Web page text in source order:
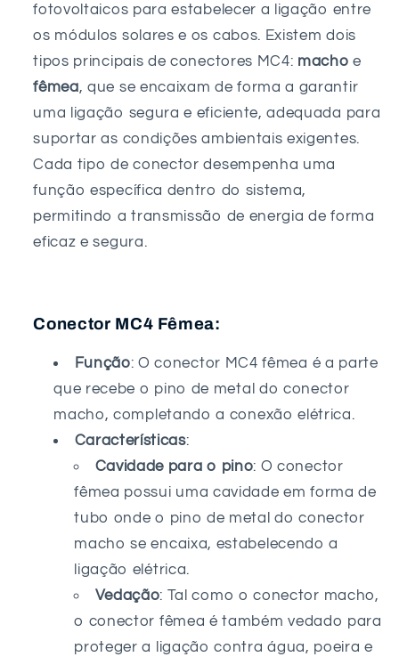
fotovoltaicos para estabelecer a ligação entre
os módulos solares e os cabos. Existem dois
tipos principais de conectores MC4: macho e
fêmea, que se encaixam de forma a garantir
uma ligação segura e eficiente, adequada para
suportar as condições ambientais exigentes.
Cada tipo de conector desempenha uma
função específica dentro do sistema,
permitindo a transmissão de energia de forma
eficaz e segura.
Conector MC4 Fêmea:
Função: O conector MC4 fêmea é a parte
que recebe o pino de metal do conector
macho, completando a conexão elétrica.
Características:
Cavidade para o pino: O conector
fêmea possui uma cavidade em forma de
tubo onde o pino de metal do conector
macho se encaixa, estabelecendo a
ligação elétrica.
Vedação: Tal como o conector macho,
o conector fêmea é também vedado para
proteger a ligação contra água, poeira e